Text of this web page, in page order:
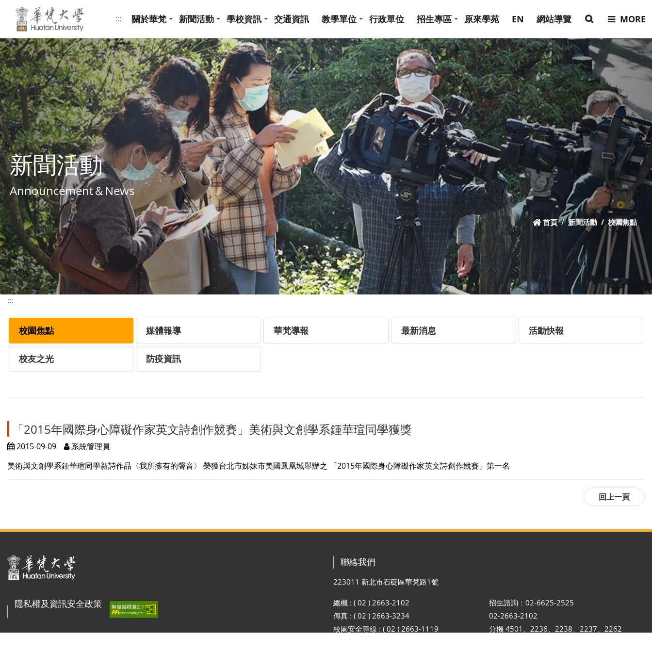
跳到頁面主要內容區
:::
關於華梵 新聞活動 學校資訊 交通資訊 教學單位 行政單位 招生專區 原來學苑 EN 網站導覽 MORE
新聞活動
Announcement＆News
首頁 新聞活動 校園焦點
:::
校園焦點 媒體報導 華梵導報 最新消息 活動快報
校友之光 防疫資訊
「2015年國際身心障礙作家英文詩創作競賽」美術與文創學系鍾華瑄同學獲獎
2015-09-09
系統管理員
美術與文創學系鍾華瑄同學新詩作品〈我所擁有的聲音〉 榮獲台北市姊妹市美國鳳凰城舉­辦之 「2015年國際身心障礙作家英文詩創作競賽」第一名
隱私權及資訊安全政策
聯絡我們
223011 新北市石碇區華梵路1號
總機 : ( 02 ) 2663-2102
傳真 : ( 02 ) 2663-3234
校園安全專線 : ( 02 ) 2663-1119
招生諮詢：02-6625-2525
02-2663-2102
分機 4501、2236、2238、2237、2262